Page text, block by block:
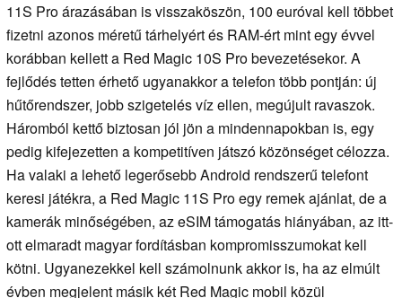
11S Pro árazásában is visszaköszön, 100 euróval kell többet
fizetni azonos méretű tárhelyért és RAM-ért mint egy évvel
korábban kellett a Red Magic 10S Pro bevezetésekor. A
fejlődés tetten érhető ugyanakkor a telefon több pontján: új
hűtőrendszer, jobb szigetelés víz ellen, megújult ravaszok.
Háromból kettő biztosan jól jön a mindennapokban is, egy
pedig kifejezetten a kompetitíven játszó közönséget célozza.
Ha valaki a lehető legerősebb Android rendszerű telefont
keresi játékra, a Red Magic 11S Pro egy remek ajánlat, de a
kamerák minőségében, az eSIM támogatás hiányában, az itt-
ott elmaradt magyar fordításban kompromisszumokat kell
kötni. Ugyanezekkel kell számolnunk akkor is, ha az elmúlt
évben megjelent másik két Red Magic mobil közül